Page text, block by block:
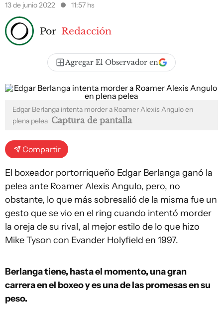
13 de junio 2022
11:57 hs
Por Redacción
Agregar El Observador en
Edgar Berlanga intenta morder a Roamer Alexis Angulo en
plena pelea Captura de pantalla
Compartir
El boxeador portorriqueño Edgar Berlanga ganó la
pelea ante Roamer Alexis Angulo, pero, no
obstante, lo que más sobresalió de la misma fue un
gesto que se vio en el ring cuando intentó morder
la oreja de su rival, al mejor estilo de lo que hizo
Mike Tyson con Evander Holyfield en 1997.
Berlanga tiene, hasta el momento, una gran
carrera en el boxeo y es una de las promesas en su
peso.